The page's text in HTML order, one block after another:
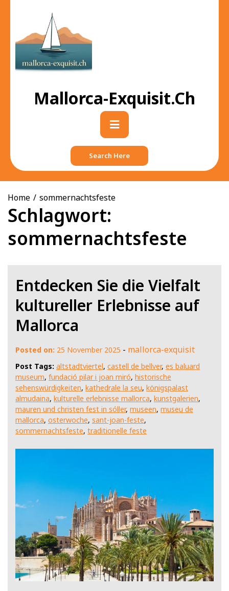
Mallorca-Exquisit.ch
Primary
Menu
Search Here
Home sommernachtsfeste
Schlagwort:
sommernachtsfeste
Entdecken Sie die Vielfalt
kultureller Erlebnisse auf
Mallorca
Posted on: 25 November 2025 - mallorca-exquisit
Post Tags: altstadtviertel, castell de bellver, es baluard
museum, fundació pilar i joan miró, historische
sehenswürdigkeiten, kathedrale la seu, königspalast
almudaina, kulturelle erlebnisse mallorca, kunstgalerien,
mauren und christen fest in sóller, museen, museu de
mallorca, osterwoche, sant-joan-feste,
sommernachtsfeste, traditionelle feste